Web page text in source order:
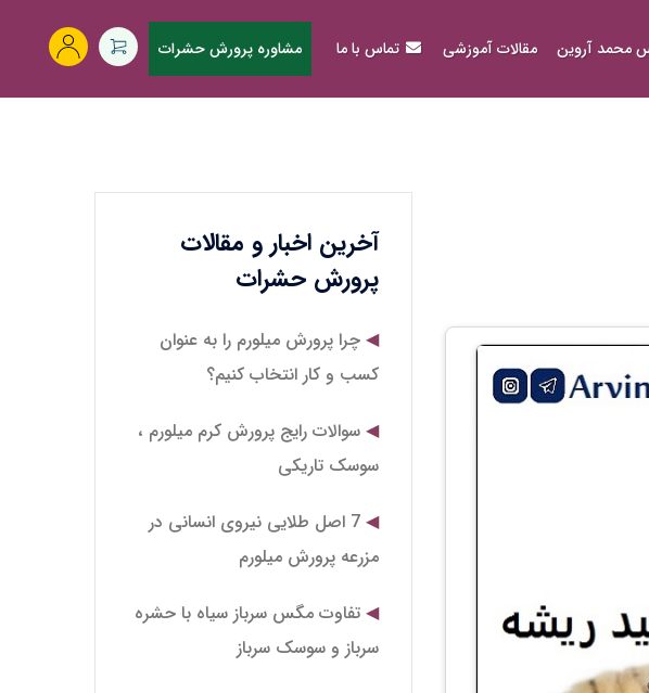
محمد آروین مقالات آموزشی تماس با ما مشاوره پرورش حشرات
آخرین اخبار و مقالات
پرورش حشرات
چرا پرورش میلورم را به عنوان
کسب و کار انتخاب کنیم؟
سوالات رایج پرورش کرم میلورم ،
سوسک تاریکی
7 اصل طلایی نیروی انسانی در
مزرعه پرورش میلورم
تفاوت مگس سرباز سیاه با حشره
سرباز و سوسک سرباز